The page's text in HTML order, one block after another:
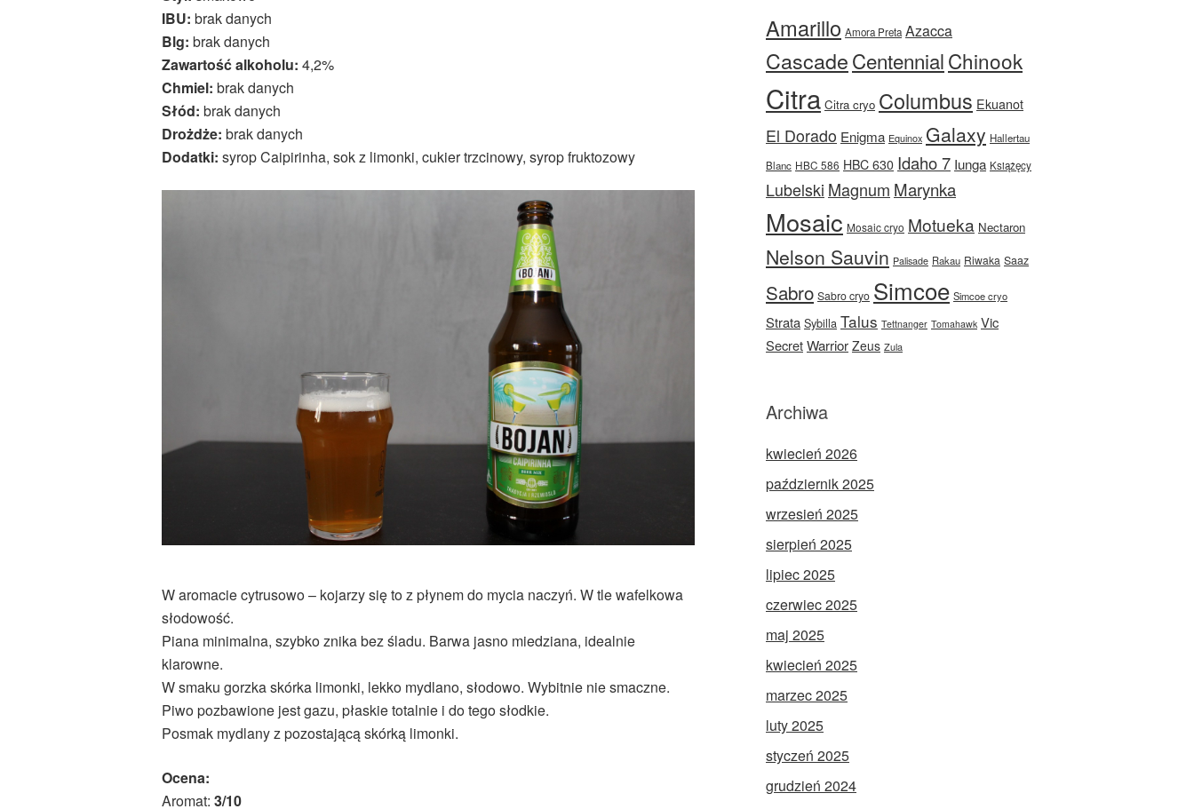
IBU: brak danych
Blg: brak danych
Zawartość alkoholu: 4,2%
Chmiel: brak danych
Słód: brak danych
Drożdże: brak danych
Dodatki: syrop Caipirinha, sok z limonki, cukier trzcinowy, syrop fruktozowy
W aromacie cytrusowo – kojarzy się to z płynem do mycia naczyń. W tle wafelkowa
słodowość.
Piana minimalna, szybko znika bez śladu. Barwa jasno miedziana, idealnie
klarowne.
W smaku gorzka skórka limonki, lekko mydlano, słodowo. Wybitnie nie smaczne.
Piwo pozbawione jest gazu, płaskie totalnie i do tego słodkie.
Posmak mydlany z pozostającą skórką limonki.
Ocena:
Aromat: 3/10
Amarillo Amora Preta Azacca
CascadeCentennialChinook
Citra Citra cryo Columbus Ekuanot
El Dorado Enigma Equinox Galaxy Hallertau
Blanc HBC 586 HBC 630 Idaho 7 Iunga Książęcy
Lubelski Magnum Marynka
Mosaic Mosaic cryo Motueka Nectaron
Nelson Sauvin Palisade Rakau Riwaka Saaz
Sabro Sabro cryo Simcoe Simcoe cryo
Strata Sybilla Talus Tettnanger Tomahawk Vic
SecretWarrior Zeus Zula
Archiwa
kwiecień 2026
październik 2025
wrzesień 2025
sierpień 2025
lipiec 2025
czerwiec 2025
maj 2025
kwiecień 2025
marzec 2025
luty 2025
styczeń 2025
grudzień 2024